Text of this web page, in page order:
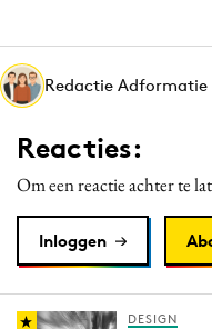
Martech
Media
Merkstrategie
PR
Programmatic
Reputatie & crisis
Redactie Adformatie
Reacties:
Om een reactie achter te
Inloggen
DESIGN